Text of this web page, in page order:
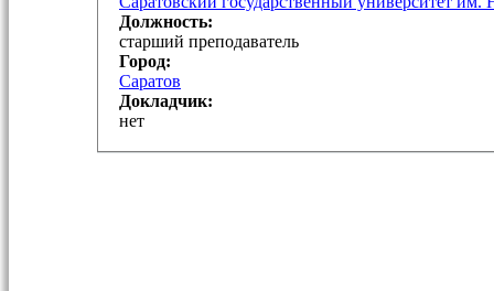
Должность:
старший преподаватель
Город:
Саратов
Докладчик:
нет